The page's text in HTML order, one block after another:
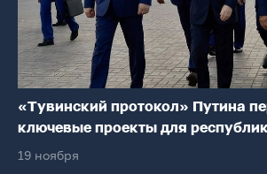
«Тувинский протокол» Путина
ключевые проекты для
19 ноября